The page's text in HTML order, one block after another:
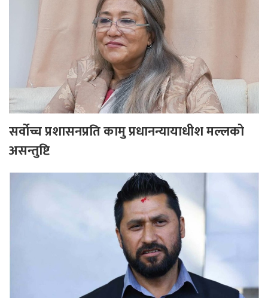
सर्वोच्च प्रशासनप्रति कामु प्रधानन्यायाधीश मल्लको
असन्तुष्टि